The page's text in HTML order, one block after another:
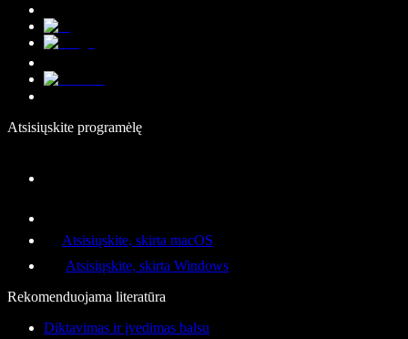
Atsisiųskite programėlę
Atsisiųskite, skirta macOS
Atsisiųskite, skirta Windows
Rekomenduojama literatūra
Diktavimas ir įvedimas balsu